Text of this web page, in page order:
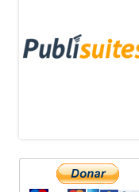
lateral
principal